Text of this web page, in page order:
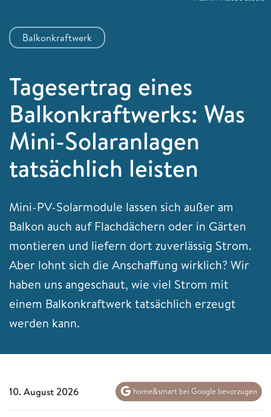
Balkonkraftwerk
Tagesertrag eines
Balkonkraftwerks: Was
Mini-Solaranlagen
tatsächlich leisten
Mini-PV-Solarmodule lassen sich außer am
Balkon auch auf Flachdächern oder in Gärten
montieren und liefern dort zuverlässig Strom.
Aber lohnt sich die Anschaffung wirklich? Wir
haben uns angeschaut, wie viel Strom mit
einem Balkonkraftwerk tatsächlich erzeugt
werden kann.
10. August 2026 home&smart bei Google bevorzugen